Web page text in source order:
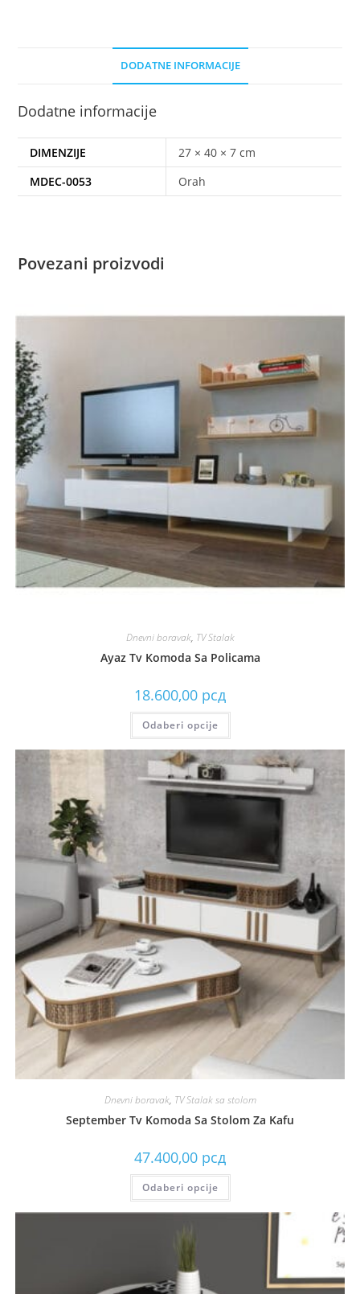
DODATNE INFORMACIJE
Dodatne informacije
DIMENZIJE
27 × 40 × 7 cm
MDEC-0053
Orah
Povezani proizvodi
Dnevni boravak, TV Stalak
Ayaz Tv Komoda Sa Policama
18.600,00 рсд
Odaberi opcije
Dnevni boravak, TV Stalak sa stolom
September Tv Komoda Sa Stolom Za Kafu
47.400,00 рсд
Odaberi opcije